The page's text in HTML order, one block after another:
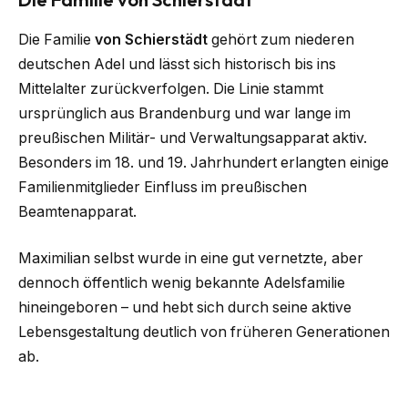
Die Familie von Schierstädt gehört zum niederen
deutschen Adel und lässt sich historisch bis ins
Mittelalter zurückverfolgen. Die Linie stammt
ursprünglich aus Brandenburg und war lange im
preußischen Militär- und Verwaltungsapparat aktiv.
Besonders im 18. und 19. Jahrhundert erlangten einige
Familienmitglieder Einfluss im preußischen
Beamtenapparat.
Maximilian selbst wurde in eine gut vernetzte, aber
dennoch öffentlich wenig bekannte Adelsfamilie
hineingeboren – und hebt sich durch seine aktive
Lebensgestaltung deutlich von früheren Generationen
ab.